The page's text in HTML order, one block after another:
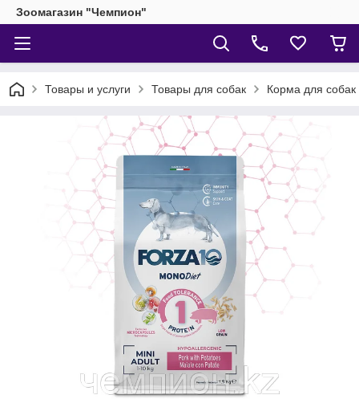
Зоомагазин "Чемпион"
Товары и услуги Товары для собак Корма для собак